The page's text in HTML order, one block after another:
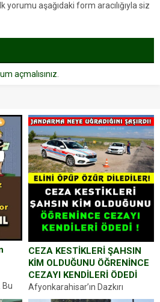
Bu
CEZA KESTİKLERİ ŞAHSIN
KİM OLDUĞUNU ÖĞRENİNCE
CEZAYI KENDİLERİ ÖDEDİ
Afyonkarahisar’ın Dazkırı
ilçesinde trafik uygulaması
yorumu aşağıdaki form aracılığıyla siz
açmalısınız.